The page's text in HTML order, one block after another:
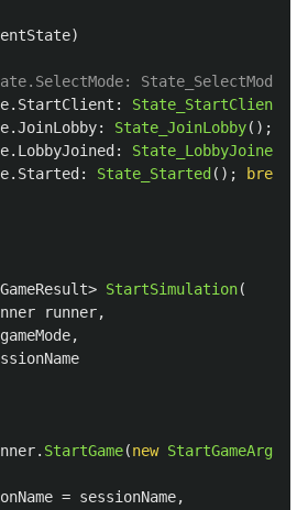
)
. StartClient : State_StartClient
.JoinLobby: State_JoinLobby();
. LobbyJoined : State_LobbyJoined
. Started : State_Started (); break
> StartSimulation(
runner,
gameMode,
. StartGame(new StartGameArgs
= sessionName,